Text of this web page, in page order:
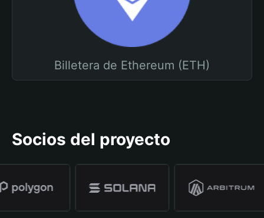
Billetera de Ethereum (ETH)
Socios del proyecto